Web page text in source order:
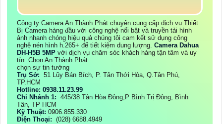
Công ty Camera An Thành Phát chuyên cung cấp dịch vụ Thiết
Bị Camera hàng đầu với công nghệ nổi bật và truyền tải hình
ảnh nhanh chóng hiệu quả chúng tôi cam kết sử dụng công
nghệ nén hình h.265+ để tiết kiệm dung lượng. Camera Dahua
DH-H5B 5MP với dịch vụ chăm sóc khách hàng tận tâm và uy
tín. Chọn An Thành Phát
chọn sự tin tưởng
Trụ Sở: 51 Lũy Bán Bích, P. Tân Thới Hòa, Q.Tân Phú,
TP.HCM
Hotline: 0938.11.23.99
Chi Nhánh 1: 445/38 Tân Hòa Đông,P Bình Trị Đông, Bình
Tân, TP HCM
Kỹ Thuật: 0906.855.330
Điện Thoại: (028) 6688.4949